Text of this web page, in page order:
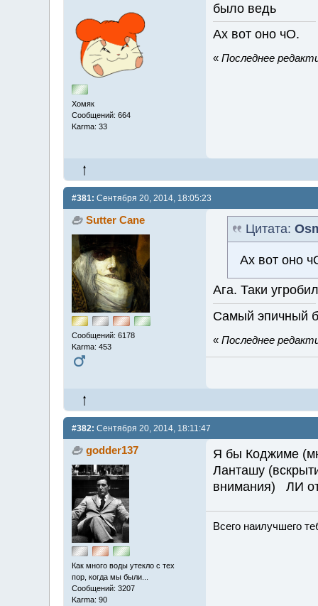
Хомяк
Сообщений: 664
Karma: 33
было ведь
Ах вот оно чО.
« Последнее
#381: Сентября 20, 2014, 18:05:23
Sutter Cane
Сообщений: 6178
Karma: 453
Цитата:
Ах вот оно
Ага. Таки
Самый эпичный
« Последнее
#382: Сентября 20, 2014, 18:11:47
godder137
Как много воды утекло с тех
пор, когда мы были...
Сообщений: 3207
Karma: 90
Я бы Коджиме
Ланташу
внимания) ЛИ
Всего наилучшего